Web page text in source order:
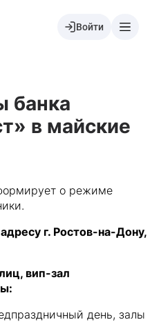
Войти
банка
в майские
о режиме
г. Ростов-на-Дону,
вип-зал
день, залы